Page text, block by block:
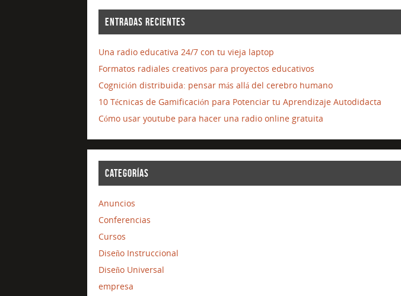
ENTRADAS RECIENTES
Una radio educativa 24/7 con tu vieja laptop
Formatos radiales creativos para proyectos educativos
Cognición distribuida: pensar más allá del cerebro humano
10 Técnicas de Gamificación para Potenciar tu Aprendizaje Autodidacta
Cómo usar youtube para hacer una radio online gratuita
CATEGORÍAS
Anuncios
Conferencias
Cursos
Diseño Instruccional
Diseño Universal
empresa